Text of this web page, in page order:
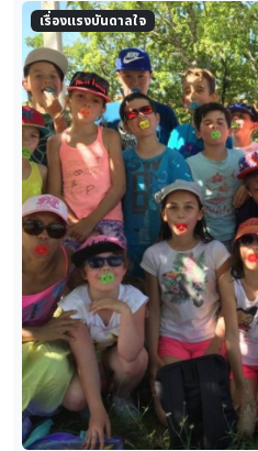
เรื่องแรงบันดาลใจ